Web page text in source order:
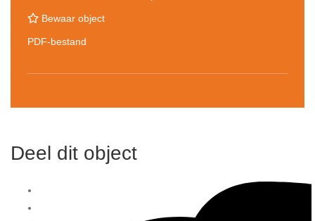
Bewaar object
PDF-bestand
Deel dit object